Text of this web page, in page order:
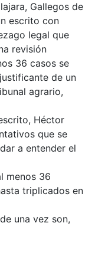
Gallegos de
escrito con
legal que
revisión
36 casos se
de un
agrario,
Héctor
que se
a entender el
menos 36
triplicados en
una vez son,